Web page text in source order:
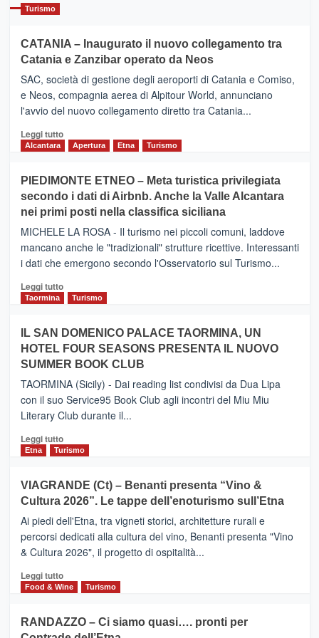
Turismo
CATANIA – Inaugurato il nuovo collegamento tra
Catania e Zanzibar operato da Neos
SAC, società di gestione degli aeroporti di Catania e Comiso,
e Neos, compagnia aerea di Alpitour World, annunciano
l'avvio del nuovo collegamento diretto tra Catania...
Leggi tuttoLeggi
CATANIA
–
Inaugurato
il
nuovo
collegamento
tra
e
Zanzibar
da
Neos
Alcantara Apertura Etna Turismo
PIEDIMONTE ETNEO – Meta turistica privilegiata
secondo i dati di Airbnb. Anche la Valle Alcantara
nei primi posti nella classifica siciliana
MICHELE LA ROSA - Il turismo nei piccoli comuni, laddove
mancano anche le "tradizionali" strutture ricettive. Interessanti
i dati che emergono secondo l'Osservatorio sul Turismo...
Leggi tuttoLeggi
PIEDIMONTE
ETNEO
–
Meta
turistica
privilegiata
secondo
dati
di
Anche
la
Alcantara
nei
primi
nella
classifica
Taormina Turismo
IL SAN DOMENICO PALACE TAORMINA, UN
HOTEL FOUR SEASONS PRESENTA IL NUOVO
SUMMER BOOK CLUB
TAORMINA (Sicily) - Dai reading list condivisi da Dua Lipa
con il suo Service95 Book Club agli incontri del Miu Miu
Literary Club durante il...
Leggi tuttoLeggi
di
IL
SAN
DOMENICO
PALACE
TAORMINA,
UN
HOTEL
FOUR
IL
Etna Turismo
VIAGRANDE (Ct) – Benanti presenta “Vino &
Cultura 2026”. Le tappe dell’enoturismo sull’Etna
Ai piedi dell'Etna, tra vigneti storici, architetture rurali e
percorsi dedicati alla cultura del vino, Benanti presenta "Vino
& Cultura 2026", il progetto di ospitalità...
Leggi tuttoLeggi
di
VIAGRANDE
Food & Wine Turismo
RANDAZZO – Ci siamo quasi…. pronti per